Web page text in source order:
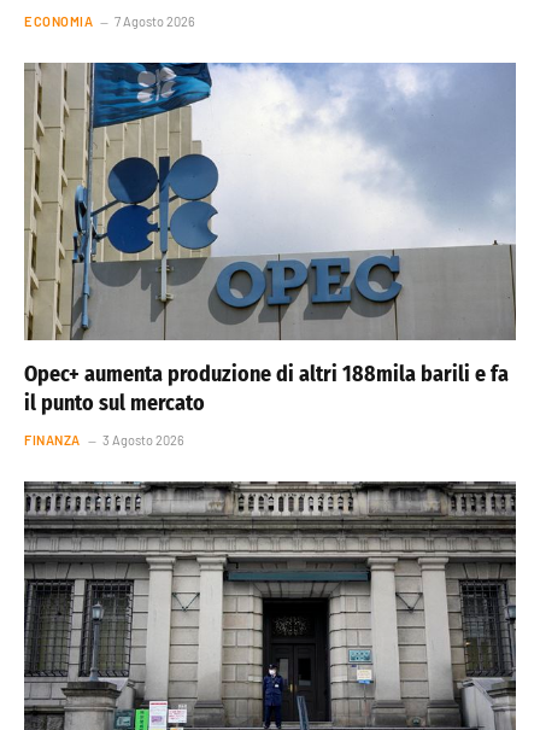
ECONOMIA 7 Agosto 2026
Opec+ aumenta produzione di altri 188mila barili e fa
il punto sul mercato
FINANZA 3 Agosto 2026